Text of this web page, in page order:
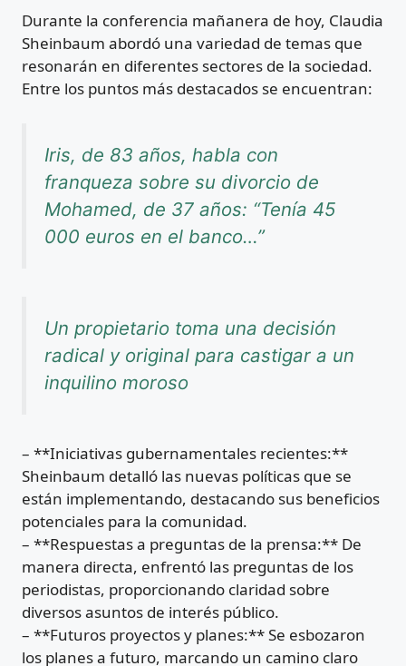
Durante la conferencia mañanera de hoy, Claudia
Sheinbaum abordó una variedad de temas que
resonarán en diferentes sectores de la sociedad.
Entre los puntos más destacados se encuentran:
Iris, de 83 años, habla con
franqueza sobre su divorcio de
Mohamed, de 37 años: “Tenía 45
000 euros en el banco…”
Un propietario toma una decisión
radical y original para castigar a un
inquilino moroso
– **Iniciativas gubernamentales recientes:**
Sheinbaum detalló las nuevas políticas que se
están implementando, destacando sus beneficios
potenciales para la comunidad.
– **Respuestas a preguntas de la prensa:** De
manera directa, enfrentó las preguntas de los
periodistas, proporcionando claridad sobre
diversos asuntos de interés público.
– **Futuros proyectos y planes:** Se esbozaron
los planes a futuro, marcando un camino claro